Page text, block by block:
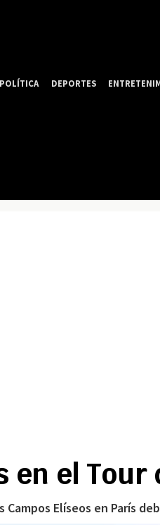
en el
Campos Elíseos en París
POLÍTICA DEPORTES